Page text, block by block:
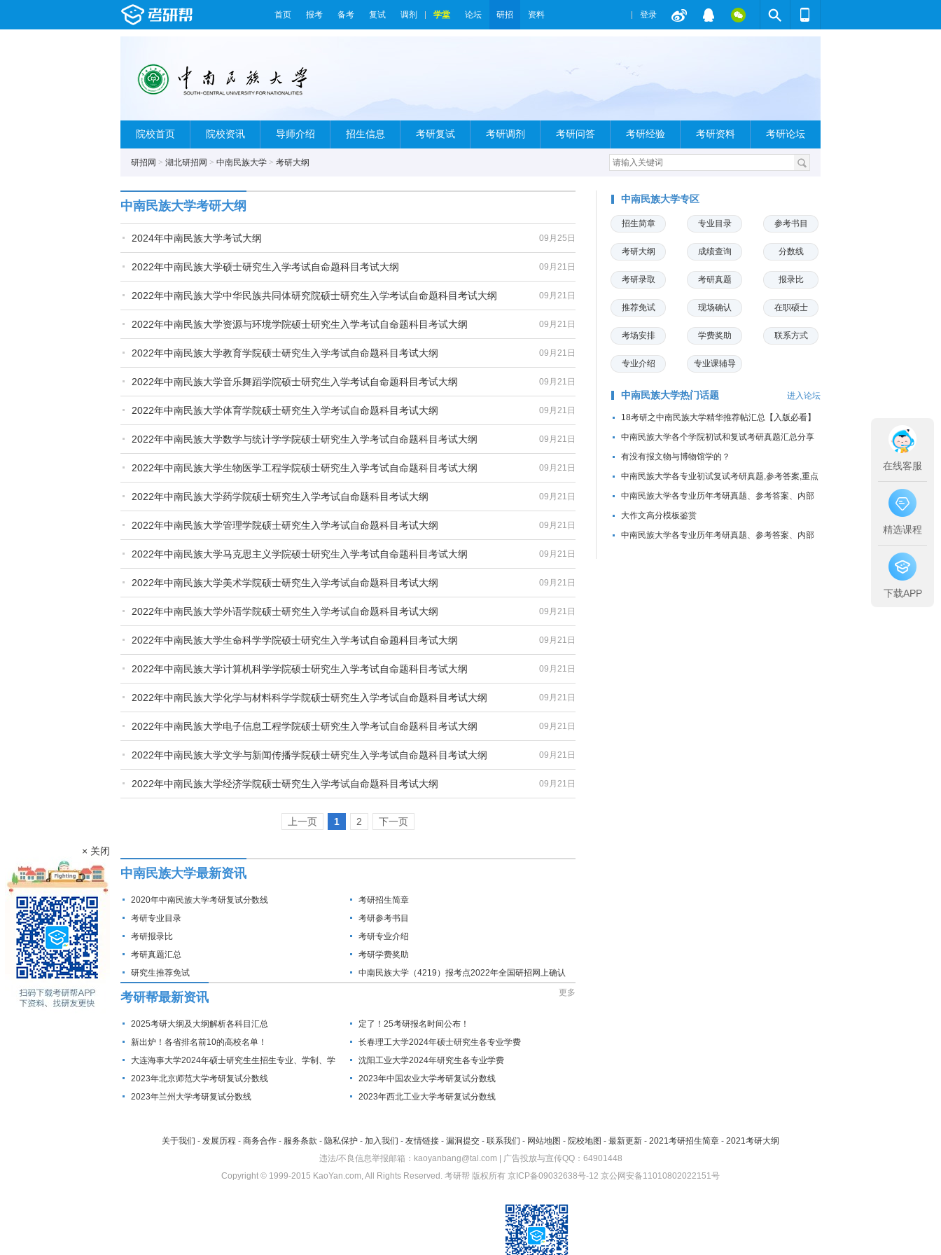
首页 报考 备考 复试 调剂 学堂 论坛 研招 资料 登录
院校首页 院校资讯 导师介绍 招生信息 考研复试 考研调剂 考研问答 考研经验 考研资料 考研论坛
研招网 > 湖北研招网 > 中南民族大学 > 考研大纲
中南民族大学考研大纲
09月25日
2024年中南民族大学考试大纲
09月21日
2022年中南民族大学硕士研究生入学考试自命题科目考试大纲
09月21日
2022年中南民族大学中华民族共同体研究院硕士研究生入学考试自命题科目考试大纲
09月21日
2022年中南民族大学资源与环境学院硕士研究生入学考试自命题科目考试大纲
09月21日
2022年中南民族大学教育学院硕士研究生入学考试自命题科目考试大纲
09月21日
2022年中南民族大学音乐舞蹈学院硕士研究生入学考试自命题科目考试大纲
09月21日
2022年中南民族大学体育学院硕士研究生入学考试自命题科目考试大纲
09月21日
2022年中南民族大学数学与统计学学院硕士研究生入学考试自命题科目考试大纲
09月21日
2022年中南民族大学生物医学工程学院硕士研究生入学考试自命题科目考试大纲
09月21日
2022年中南民族大学药学院硕士研究生入学考试自命题科目考试大纲
09月21日
2022年中南民族大学管理学院硕士研究生入学考试自命题科目考试大纲
09月21日
2022年中南民族大学马克思主义学院硕士研究生入学考试自命题科目考试大纲
09月21日
2022年中南民族大学美术学院硕士研究生入学考试自命题科目考试大纲
09月21日
2022年中南民族大学外语学院硕士研究生入学考试自命题科目考试大纲
09月21日
2022年中南民族大学生命科学学院硕士研究生入学考试自命题科目考试大纲
09月21日
2022年中南民族大学计算机科学学院硕士研究生入学考试自命题科目考试大纲
09月21日
2022年中南民族大学化学与材料科学学院硕士研究生入学考试自命题科目考试大纲
09月21日
2022年中南民族大学电子信息工程学院硕士研究生入学考试自命题科目考试大纲
09月21日
2022年中南民族大学文学与新闻传播学院硕士研究生入学考试自命题科目考试大纲
09月21日
2022年中南民族大学经济学院硕士研究生入学考试自命题科目考试大纲
上一页 1 2 下一页
中南民族大学最新资讯
2020年中南民族大学考研复试分数线
考研招生简章
考研专业目录
考研参考书目
考研报录比
考研专业介绍
考研真题汇总
考研学费奖助
研究生推荐免试
中南民族大学（4219）报考点2022年全国研招网上确认
考研帮最新资讯 更多
2025考研大纲及大纲解析各科目汇总
定了！25考研报名时间公布！
新出炉！各省排名前10的高校名单！
长春理工大学2024年硕士研究生各专业学费
大连海事大学2024年硕士研究生生招生专业、学制、学
费标准及拟招生人数
沈阳工业大学2024年研究生各专业学费
2023年北京师范大学考研复试分数线
2023年中国农业大学考研复试分数线
2023年兰州大学考研复试分数线
2023年西北工业大学考研复试分数线
中南民族大学专区
招生简章 专业目录 参考书目
考研大纲 成绩查询 分数线
考研录取 考研真题 报录比
推荐免试 现场确认 在职硕士
考场安排 学费奖助 联系方式
专业介绍 专业课辅导
中南民族大学热门话题 进入论坛
18考研之中南民族大学精华推荐帖汇总【入版必看】
中南民族大学各个学院初试和复试考研真题汇总分享
有没有报文物与博物馆学的？
中南民族大学各专业初试复试考研真题,参考答案,重点
范围
中南民族大学各专业历年考研真题、参考答案、内部
笔记
大作文高分模板鉴赏
中南民族大学各专业历年考研真题、参考答案、内部
关于我们 - 发展历程 - 商务合作 - 服务条款 - 隐私保护 - 加入我们 - 友情链接 - 漏洞提交 - 联系我们 - 网站地图 - 院校地图 - 最新更新 - 2021考研招生简章 - 2021考研大纲
违法/不良信息举报邮箱：kaoyanbang@tal.com | 广告投放与宣传QQ：64901448
Copyright © 1999-2015 KaoYan.com, All Rights Reserved. 考研帮 版权所有 京ICP备09032638号-12 京公网安备11010802022151号
× 关闭
在线客服
精选课程
下载APP